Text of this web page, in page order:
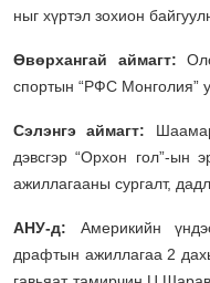
ныг хүртэл зохион
Өвөрхангай аймагт:
спортын “РФС Монголия”
Сэлэнгэ аймагт:
дэвсгэр “Орхон гол”-ын
ажиллагааны сургалт,
АНУ-д: Америкийн
драфтын ажиллагаа 2